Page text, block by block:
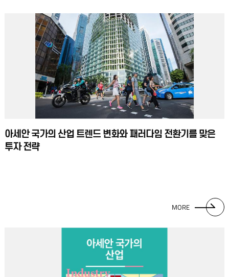
아세안 국가의 산업 트렌드 변화와 패러다임 전환기를 맞은
투자 전략
MORE